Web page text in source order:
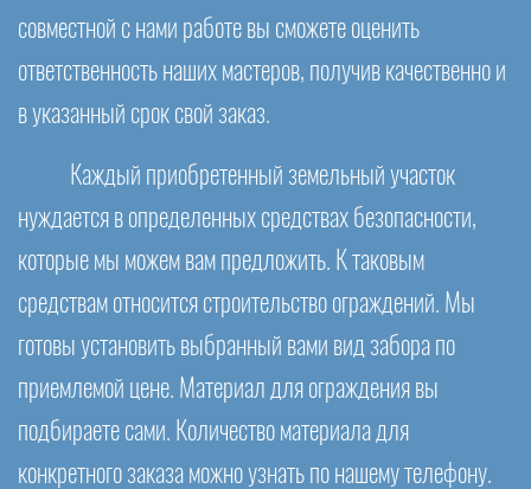
совместной с нами работе вы сможете оценить
ответственность наших мастеров, получив качественно и
в указанный срок свой заказ.
Каждый приобретенный земельный участок
нуждается в определенных средствах безопасности,
которые мы можем вам предложить. К таковым
средствам относится строительство ограждений. Мы
готовы установить выбранный вами вид забора по
приемлемой цене. Материал для ограждения вы
подбираете сами. Количество материала для
конкретного заказа можно узнать по нашему телефону.